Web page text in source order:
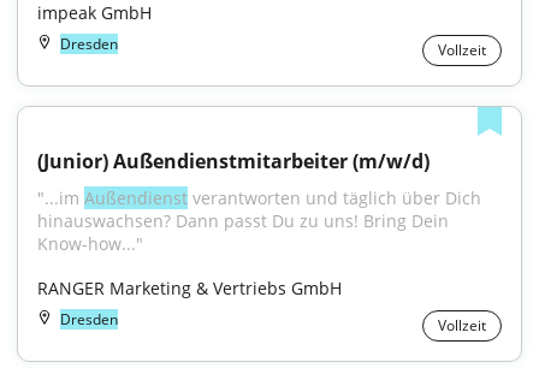
impeak GmbH
Dresden Vollzeit
(Junior) Außendienstmitarbeiter (m/w/d)
"...im Außendienst verantworten und täglich über Dich
hinauswachsen? Dann passt Du zu uns! Bring Dein
Know-how..."
RANGER Marketing & Vertriebs GmbH
Dresden Vollzeit